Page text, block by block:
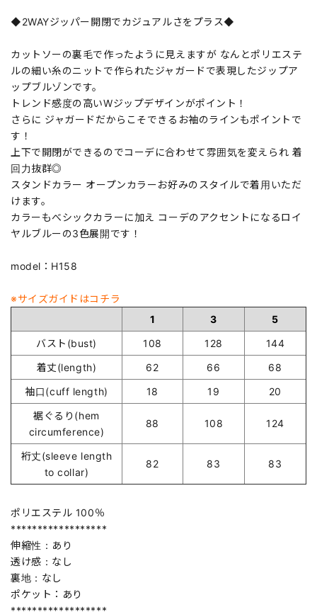
◆2WAYジッパー開閉でカジュアルさをプラス◆
カットソーの裏毛で作ったように見えますが なんとポリエステ
ルの細い糸のニットで作られたジャガードで表現したジップア
ップブルゾンです。
トレンド感度の高いWジップデザインがポイント！
さらに ジャガードだからこそできるお袖のラインもポイントで
す！
上下で開閉ができるのでコーデに合わせて雰囲気を変えられ 着
回力抜群◎
スタンドカラー オープンカラーお好みのスタイルで着用いただ
けます。
カラーもべシックカラーに加え コーデのアクセントになるロイ
ヤルブルーの3色展開です！
model：H158
※サイズガイドはコチラ
1
3
5
バスト(bust)
108 128
144
着丈(length)
62 66
68
袖口(cuff length)
18 19
20
裾ぐるり(hem
circumference)
88 108 124
裄丈(sleeve length
to collar)
82 83 83
ポリエステル 100％
******************
伸縮性：あり
透け感：なし
裏地：なし
ポケット：あり